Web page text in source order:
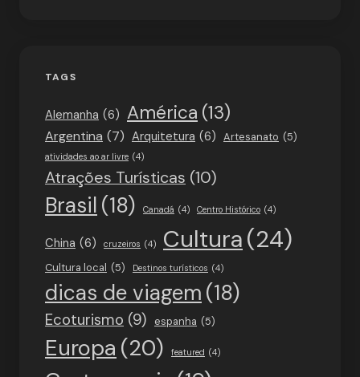
TAGS
Alemanha (6) América (13)
Argentina (7) Arquitetura (6) Artesanato (5)
atividades ao ar livre (4)
Atrações Turísticas (10)
Brasil (18) Canadá (4) Centro Histórico (4)
China (6) cruzeiros (4) Cultura(24)
Cultura local (5) Destinos turísticos (4)
dicas de viagem (18)
Ecoturismo (9) espanha (5)
Europa (20) featured (4)